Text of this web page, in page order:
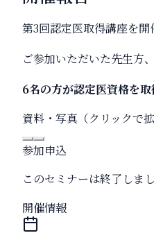
第3回認定医取得講座を開
ご参加いただいた先生方
6名の方が認定医資格を取
資料・写真（クリックで拡
参加申込
このセミナーは終了しま
開催情報